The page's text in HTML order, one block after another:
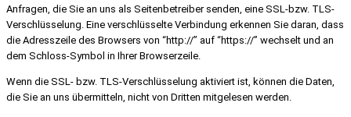
Anfragen, die Sie an uns als Seitenbetreiber senden, eine SSL-bzw. TLS-
Verschlüsselung. Eine verschlüsselte Verbindung erkennen Sie daran, dass
die Adresszeile des Browsers von “http://” auf “https://” wechselt und an
dem Schloss-Symbol in Ihrer Browserzeile.
Wenn die SSL- bzw. TLS-Verschlüsselung aktiviert ist, können die Daten,
die Sie an uns übermitteln, nicht von Dritten mitgelesen werden.